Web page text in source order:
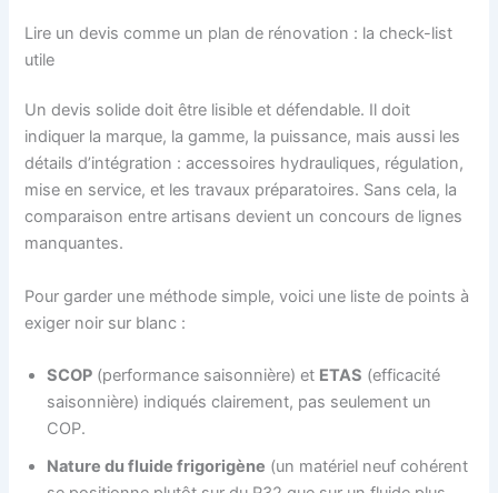
Lire un devis comme un plan de rénovation : la check-list
utile
Un devis solide doit être lisible et défendable. Il doit
indiquer la marque, la gamme, la puissance, mais aussi les
détails d’intégration : accessoires hydrauliques, régulation,
mise en service, et les travaux préparatoires. Sans cela, la
comparaison entre artisans devient un concours de lignes
manquantes.
Pour garder une méthode simple, voici une liste de points à
exiger noir sur blanc :
SCOP (performance saisonnière) et ETAS (efficacité
saisonnière) indiqués clairement, pas seulement un
COP.
Nature du fluide frigorigène (un matériel neuf cohérent